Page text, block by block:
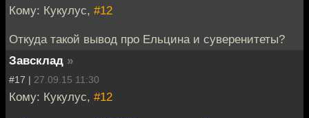
Кому: Кукулус, #12
Откуда такой вывод про Ельцина и суверенитеты?
Завсклад »
#17 | 27.09.15 11:30
Кому: Кукулус, #12